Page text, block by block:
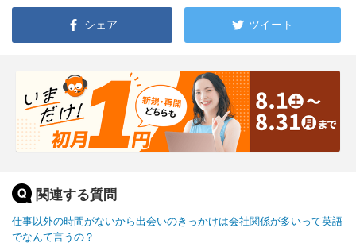
シェア ツイート
関連する質問
仕事以外の時間がないから出会いのきっかけは会社関係が多いって英語
でなんて言うの？